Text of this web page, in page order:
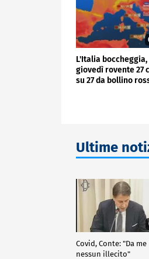
L'Italia
giovedì rovente 27
su 27 da bollino
Ultime
Covid, Conte: "Da me
nessun illecito"